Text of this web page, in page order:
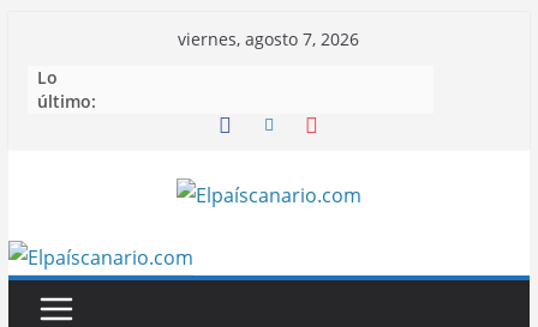
contenido
viernes, agosto 7, 2026
Lo
último: